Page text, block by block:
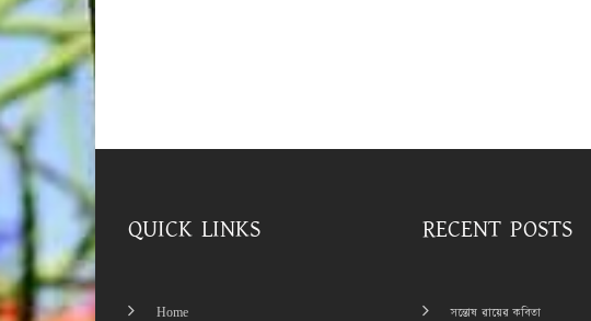
QUICK LINKS
Home
RECENT POSTS
সন্তোষ রায়ের কবিতা